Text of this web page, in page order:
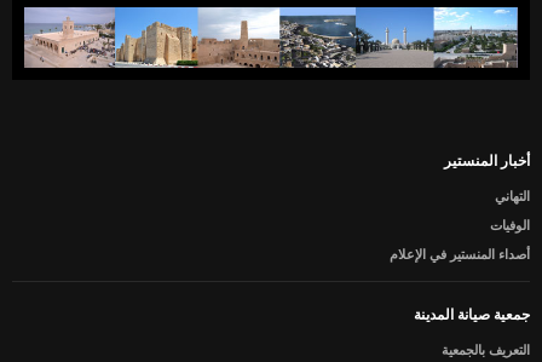
أخبار المنستير
التهاني
الوفيات
أصداء المنستير في الإعلام
جمعية صيانة المدينة
التعريف بالجمعية